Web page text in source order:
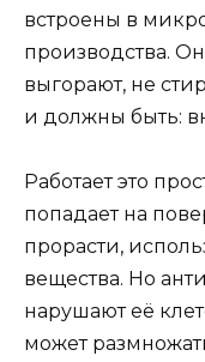
встроены в
производства.
выгорают, не
и должны быть:
Работает это
попадает на
прорасти,
вещества. Но
нарушают её
может